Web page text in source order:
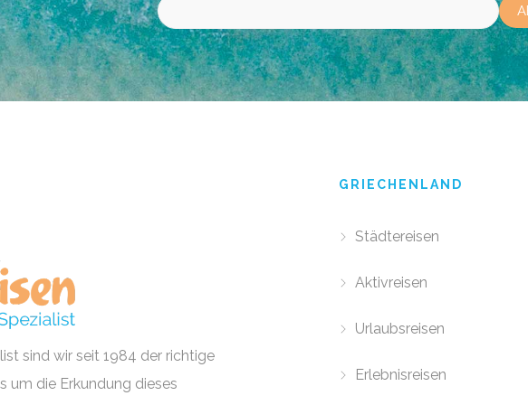
sind wir seit 1984 der richtige
um die Erkundung dieses
GRIECHENLAND
Städtereisen
Aktivreisen
Urlaubsreisen
Erlebnisreisen